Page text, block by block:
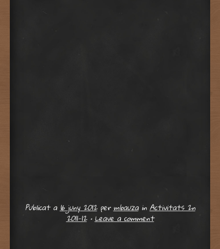
Publicat a16 juny 2012permbauza inActivitats 2n
2011-12 •Leave a comment